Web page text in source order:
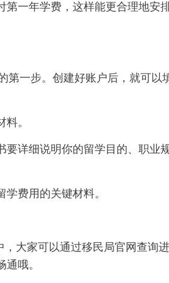
第一年学费，这样能更合理地安
第一步。创建好账户后，就可以
。
要详细说明你的留学目的、职业
费用的关键材料。
大家可以通过移民局官网查询进
哦。